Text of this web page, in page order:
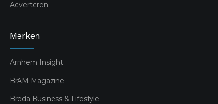
Adverteren
Merken
Arnhem Insight
BrAM Magazine
Breda Business & Lifestyle